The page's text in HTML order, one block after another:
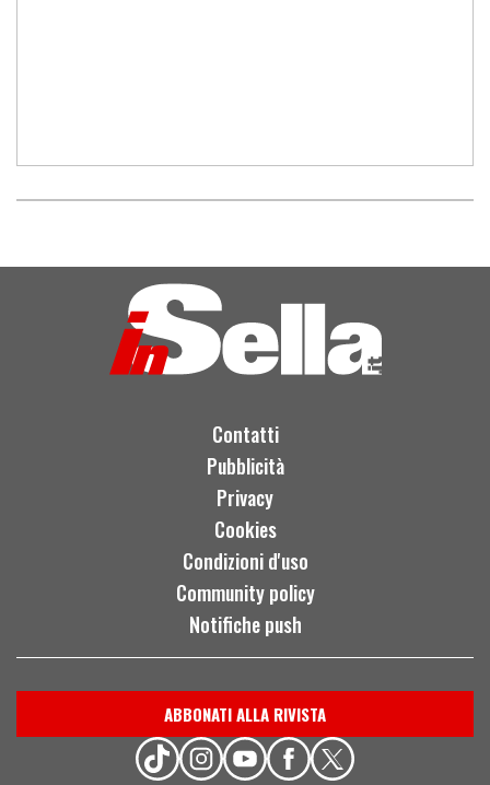
Contatti
Pubblicità
Privacy
Cookies
Condizioni d'uso
Community policy
Notifiche push
ABBONATI ALLA RIVISTA